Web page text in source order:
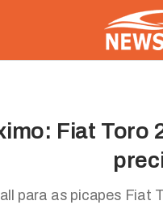
Fiat Toro
para as picapes Fiat